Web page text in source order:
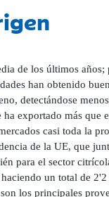
de los últimos años;
han obtenido
detectándose
exportado más que
casi toda la
de la UE, que
para el sector
un total de
los principales